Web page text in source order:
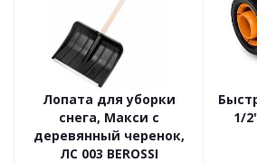
Лопата для уборки
снега, Макси с
деревянный черенок,
ЛС 003 BEROSSI
1/